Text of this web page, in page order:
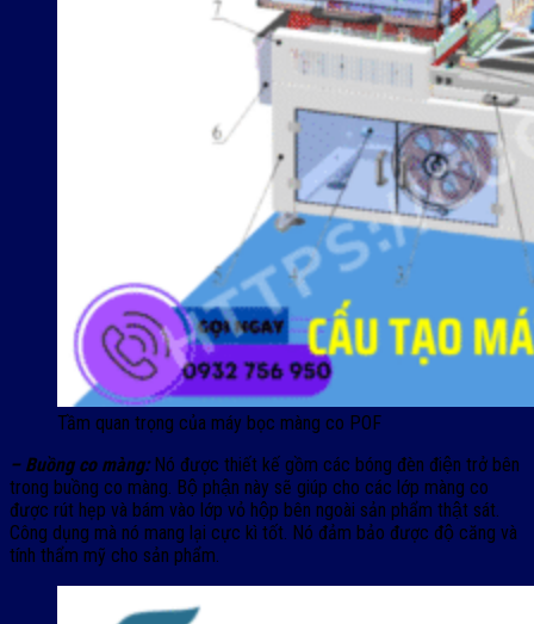
Tầm quan trọng của máy bọc màng co POF
– Buồng co màng:Nó được thiết kế gồm các bóng đèn điện trở bên
trong buồng co màng. Bộ phận này sẽ giúp cho các lớp màng co
được rút hẹp và bám vào lớp vỏ hộp bên ngoài sản phẩm thật sát.
Công dụng mà nó mang lại cực kì tốt. Nó đảm bảo được độ căng và
tính thẩm mỹ cho sản phẩm.